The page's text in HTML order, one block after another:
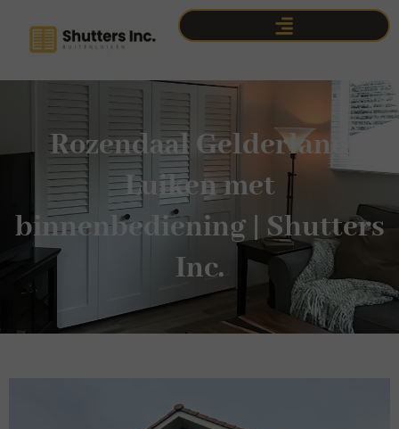
Rozendaal Gelderland
Luiken met
binnenbediening | Shutters
Inc.